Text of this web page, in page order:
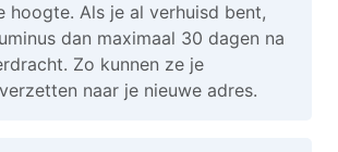
hoogte. Als je al verhuisd bent,
dan maximaal 30 dagen na
Zo kunnen ze je
naar je nieuwe adres.